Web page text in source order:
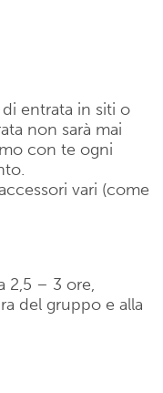
entrata in siti o
non sarà mai
con te ogni
vari (come
2,5 – 3 ore,
del gruppo e alla